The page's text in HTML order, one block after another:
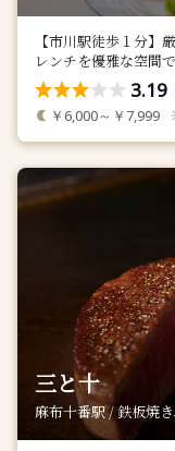
【市川駅徒歩１分】
レンチを優雅な空間で
3.19
￥6,000～￥7,999
三と十
麻布十番駅 / 鉄板焼